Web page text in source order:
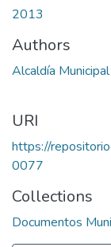
2013
Authors
Alcaldía
URI
https://
0077
Collections
Documentos